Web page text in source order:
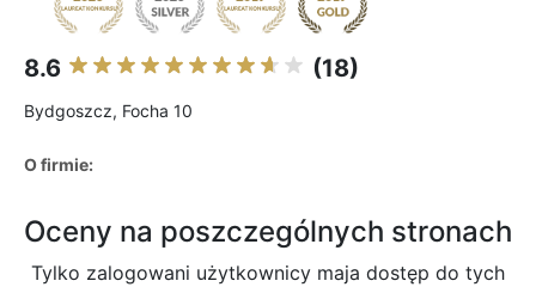
8.6 (18)
Bydgoszcz, Focha 10
O firmie:
Oceny na poszczególnych stronach
Tylko zalogowani użytkownicy maja dostęp do tych